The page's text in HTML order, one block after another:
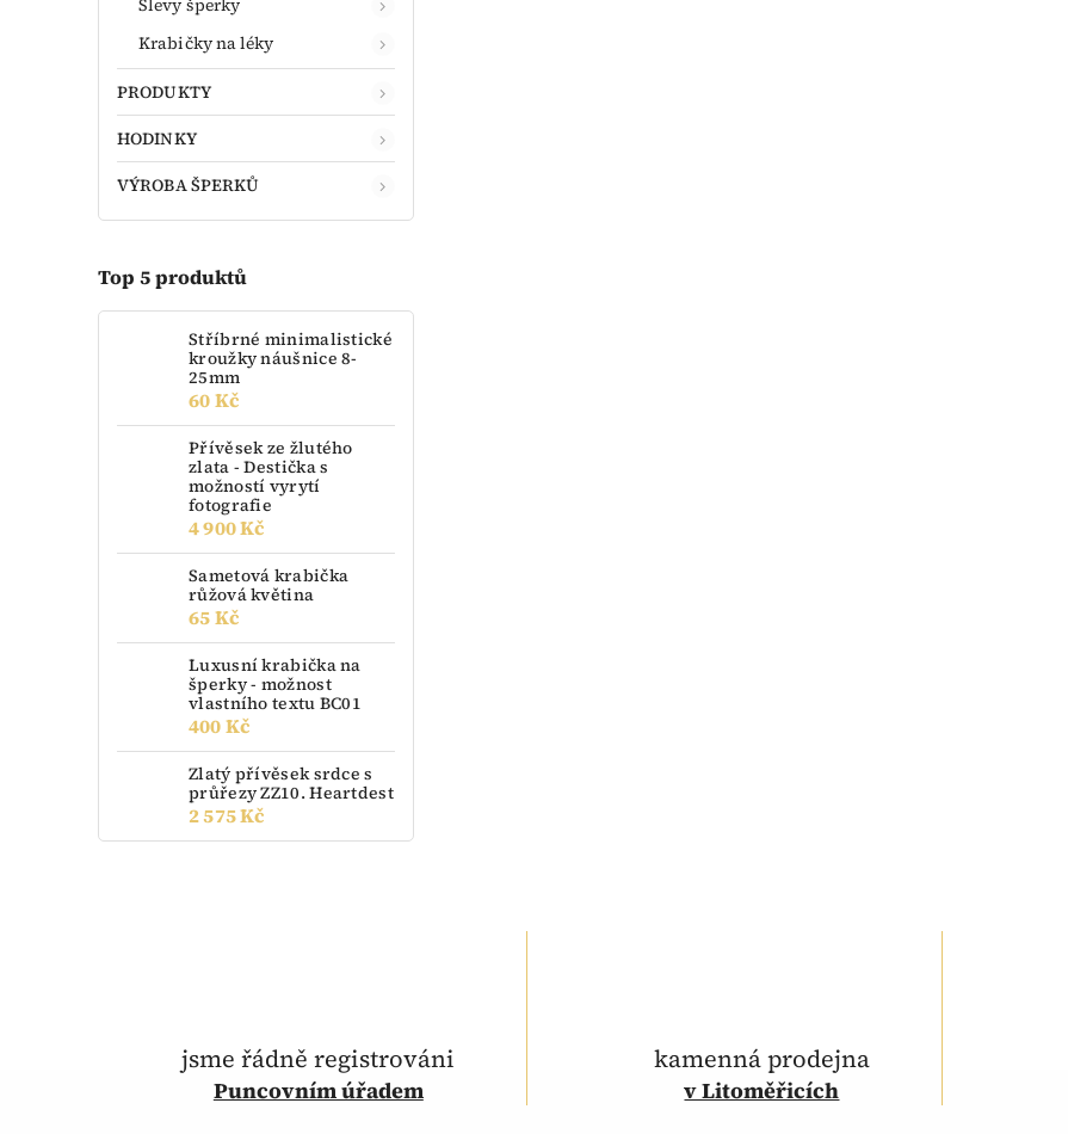
Krabičky na léky
PRODUKTY
HODINKY
VÝROBA ŠPERKŮ
Top 5 produktů
Stříbrné minimalistické
kroužky náušnice 8-
25mm
60 Kč
Přívěsek ze žlutého
zlata - Destička s
možností vyrytí
fotografie
4 900 Kč
Sametová krabička
růžová květina
65 Kč
Luxusní krabička na
šperky - možnost
vlastního textu BC01
400 Kč
Zlatý přívěsek srdce s
průřezy ZZ10. Heartdest
2 575 Kč
jsme řádně registrováni
Puncovním úřadem
kamenná prodejna
v Litoměřicích